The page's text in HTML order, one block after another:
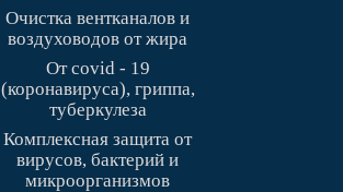
Очистка вентканалов и
воздуховодов от жира
От covid - 19
(коронавируса), гриппа,
туберкулеза
Комплексная защита от
вирусов, бактерий и
микроорганизмов